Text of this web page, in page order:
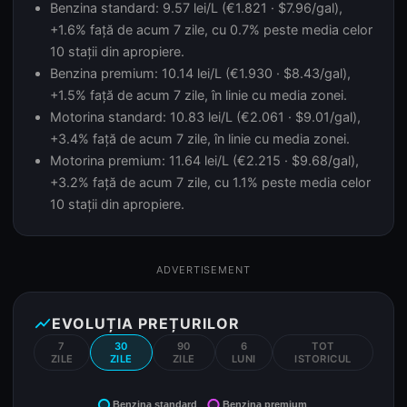
Benzina standard: 9.57 lei/L (€1.821 · $7.96/gal),
+1.6% față de acum 7 zile, cu 0.7% peste media celor
10 stații din apropiere.
Benzina premium: 10.14 lei/L (€1.930 · $8.43/gal),
+1.5% față de acum 7 zile, în linie cu media zonei.
Motorina standard: 10.83 lei/L (€2.061 · $9.01/gal),
+3.4% față de acum 7 zile, în linie cu media zonei.
Motorina premium: 11.64 lei/L (€2.215 · $9.68/gal),
+3.2% față de acum 7 zile, cu 1.1% peste media celor
10 stații din apropiere.
ADVERTISEMENT
show_chartEVOLUȚIA PREȚURILOR
7
ZILE
30
ZILE
90
ZILE
6
LUNI
TOT
ISTORICUL